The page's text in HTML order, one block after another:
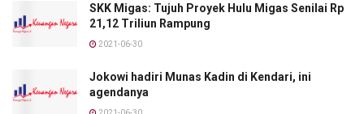
SKK Migas: Tujuh Proyek Hulu Migas Senilai Rp
21,12 Triliun Rampung
2021-06-30
Jokowi hadiri Munas Kadin di Kendari, ini
agendanya